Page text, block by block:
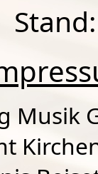
Musik